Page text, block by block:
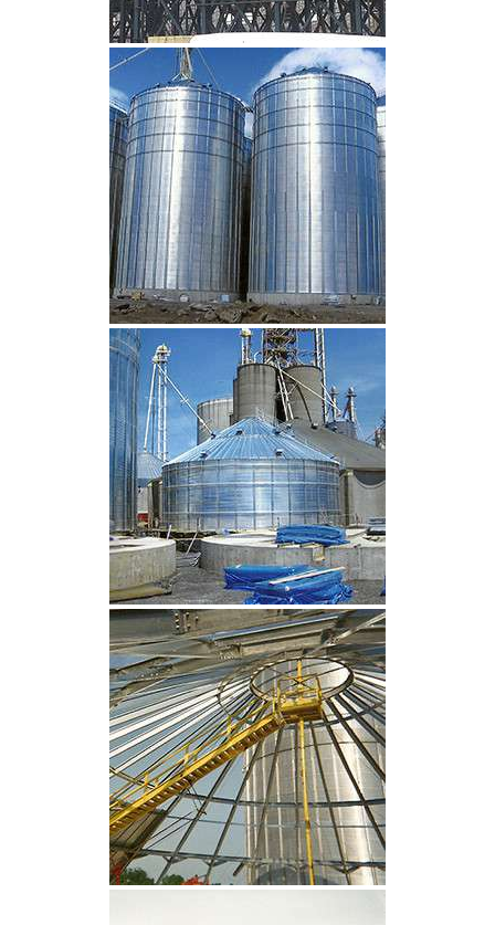
CLIQUEZ POUR AGRANDIR
CLIQUEZ POUR AGRANDIR
CLIQUEZ POUR AGRANDIR
CLIQUEZ POUR AGRANDIR